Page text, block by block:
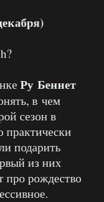
Ру Беннет
в чем
сезон в
практически
подарить
из них
про рождество